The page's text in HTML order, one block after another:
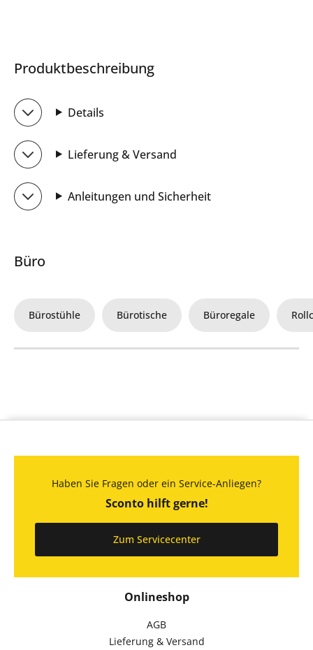
Produktbeschreibung
Details
Lieferung & Versand
Anleitungen und Sicherheit
Büro
Bürostühle Bürotische Büroregale
Onlineshop
AGB
Lieferung & Versand
Haben Sie Fragen oder ein Service-Anliegen?
Sconto hilft gerne!
Zum Servicecenter